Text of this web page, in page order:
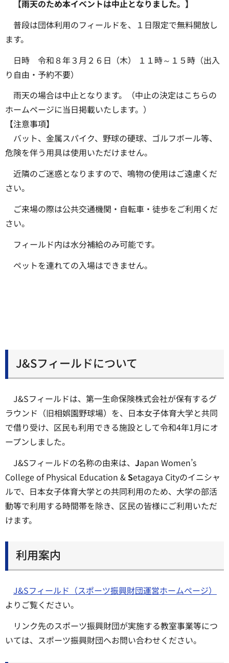
【雨天のため本イベントは中止となりました。】
普段は団体利用のフィールドを、１日限定で無料開放し
ます。
日時 令和８年３月２６日（木） １１時～１５時（出入
り自由・予約不要）
雨天の場合は中止となります。（中止の決定はこちらの
ホームページに当日掲載いたします。）
【注意事項】
バット、金属スパイク、野球の硬球、ゴルフボール等、
危険を伴う用具は使用いただけません。
近隣のご迷惑となりますので、鳴物の使用はご遠慮くだ
さい。
ご来場の際は公共交通機関・自転車・徒歩をご利用くだ
さい。
フィールド内は水分補給のみ可能です。
ペットを連れての入場はできません。
J&Sフィールドについて
J&Sフィールドは、第一生命保険株式会社が保有するグ
ラウンド（旧相娯園野球場）を、日本女子体育大学と共同
で借り受け、区民も利用できる施設として令和4年1月にオ
ープンしました。
J&Sフィールドの名称の由来は、 Japan Women’s
College of Physical Education &Setagaya Cityのイニシャ
ルで、日本女子体育大学との共同利用のため、大学の部活
動等で利用する時間帯を除き、区民の皆様にご利用いただ
けます。
利用案内
J&Sフィールド（スポーツ振興財団運営ホームページ）
よりご覧ください。
リンク先のスポーツ振興財団が実施する教室事業等につ
いては、スポーツ振興財団へお問い合わせください。